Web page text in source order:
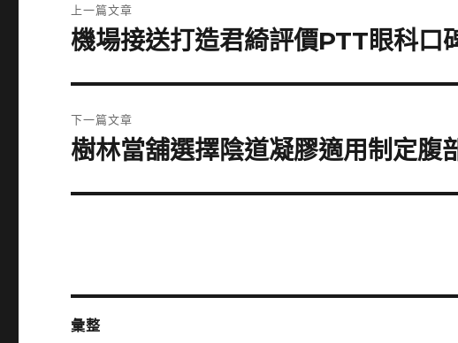
章
上一篇文章
上
篇
文
章:
機場接送打造君綺評價PTT眼科口
下一篇文章
下
篇
樹林當舖選擇陰道凝膠適用制定腹
彙整